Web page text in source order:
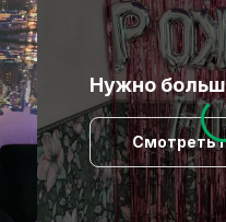
Нужно
Смотреть